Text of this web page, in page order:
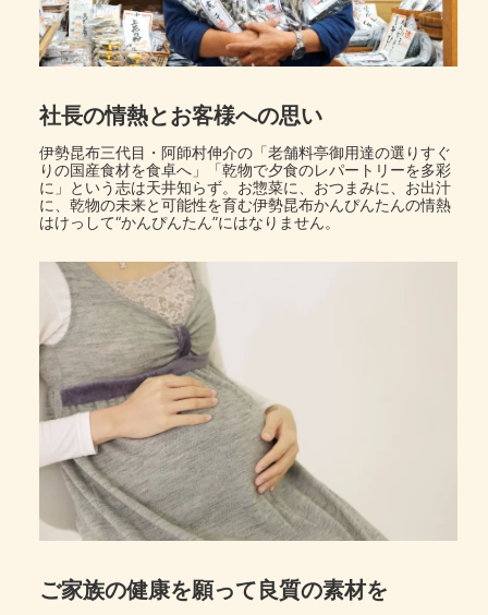
社長の情熱とお客様への思い
伊勢昆布三代目・阿師村伸介の「老舗料亭御用達の選りすぐ
りの国産食材を食卓へ」「乾物で夕食のレパートリーを多彩
に」という志は天井知らず。お惣菜に、おつまみに、お出汁
に、乾物の未来と可能性を育む伊勢昆布かんぴんたんの情熱
はけっして“かんぴんたん”にはなりません。
ご家族の健康を願って良質の素材を